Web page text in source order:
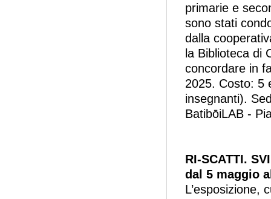
primarie e
sono stati
dalla
la Biblioteca di
concordare in
2025. Costo: 5
insegnanti).
BatibōiLAB -
RI-SCATTI.
dal 5 maggio
L’esposizione,